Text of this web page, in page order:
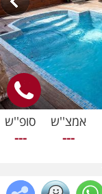
אמצ''ש
---
סופ''ש
---